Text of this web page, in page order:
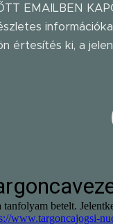
EMAILBEN
értesítés ki, a